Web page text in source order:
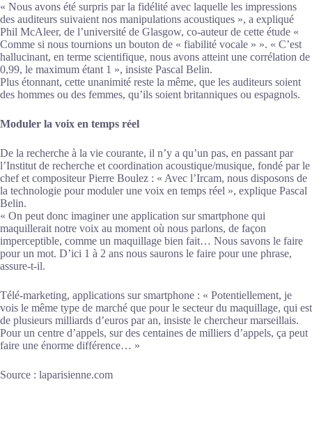
« Nous avons été surpris par la fidélité avec laquelle les impressions
des auditeurs suivaient nos manipulations acoustiques », a expliqué
Phil McAleer, de l’université de Glasgow, co-auteur de cette étude «
Comme si nous tournions un bouton de « fiabilité vocale » ». « C’est
hallucinant, en terme scientifique, nous avons atteint une corrélation de
0,99, le maximum étant 1 », insiste Pascal Belin.
Plus étonnant, cette unanimité reste la même, que les auditeurs soient
des hommes ou des femmes, qu’ils soient britanniques ou espagnols.
Moduler la voix en temps réel
De la recherche à la vie courante, il n’y a qu’un pas, en passant par
l’Institut de recherche et coordination acoustique/musique, fondé par le
chef et compositeur Pierre Boulez : « Avec l’Ircam, nous disposons de
la technologie pour moduler une voix en temps réel », explique Pascal
Belin.
« On peut donc imaginer une application sur smartphone qui
maquillerait notre voix au moment où nous parlons, de façon
imperceptible, comme un maquillage bien fait… Nous savons le faire
pour un mot. D’ici 1 à 2 ans nous saurons le faire pour une phrase,
assure-t-il.
Télé-marketing, applications sur smartphone : « Potentiellement, je
vois le même type de marché que pour le secteur du maquillage, qui est
de plusieurs milliards d’euros par an, insiste le chercheur marseillais.
Pour un centre d’appels, sur des centaines de milliers d’appels, ça peut
faire une énorme différence… »
Source : laparisienne.com